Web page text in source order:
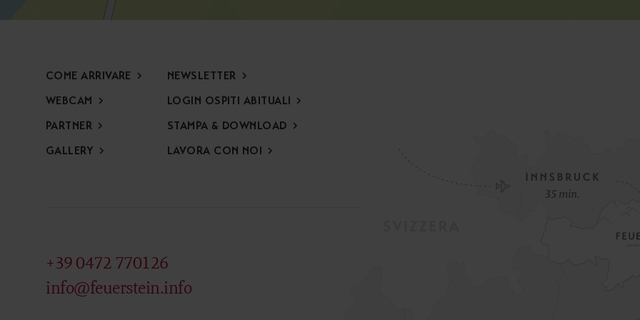
COME ARRIVARE
WEBCAM
PARTNER
GALLERY
NEWSLETTER
LOGIN OSPITI ABITUALI
STAMPA & DOWNLOAD
LAVORA CON NOI
+39 0472 770126
info@feuerstein.info